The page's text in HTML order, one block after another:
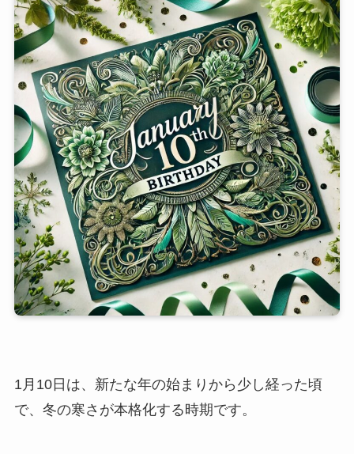
1月10日は、新たな年の始まりから少し経った頃
で、冬の寒さが本格化する時期です。